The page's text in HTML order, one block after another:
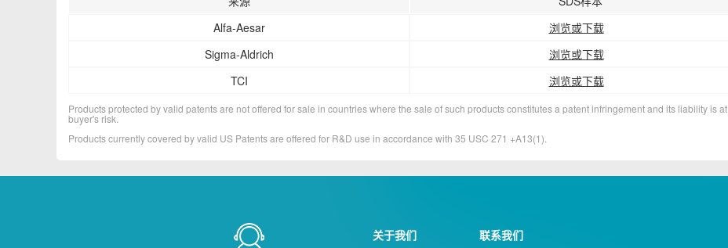
Alfa-Aesar
浏览或下载
Sigma-Aldrich
浏览或下载
TCI
浏览或下载
Products protected by valid patents are not offered for sale in countries where the sale of such products constitutes a patent infringement and its liability is at
buyer's risk.
Products currently covered by valid US Patents are offered for R&D use in accordance with 35 USC 271 +A13(1).
关于我们 联系我们